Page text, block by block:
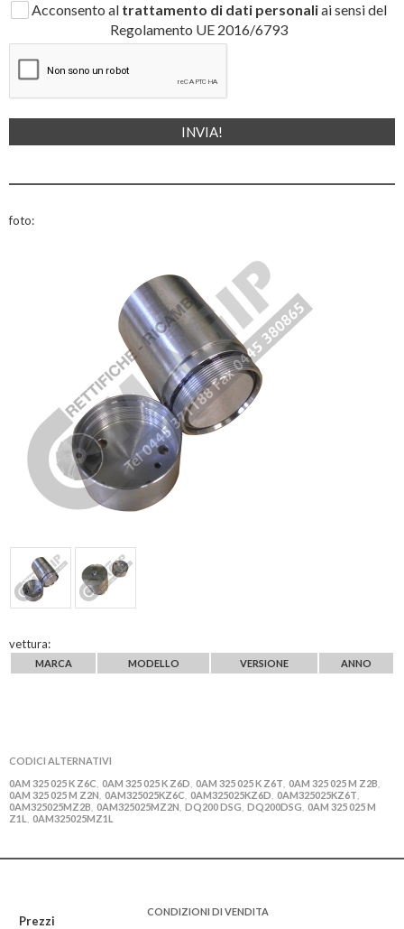
Acconsento al trattamento di dati personaliai sensi del
Regolamento UE 2016/6793
foto:
vettura:
MARCA MODELLO VERSIONE ANNO
CODICI ALTERNATIVI
0AM 325 025 K Z6C 0AM 325 025 K Z6D 0AM 325 025 K Z6T 0AM 325 025 M Z2B
0AM 325 025 M Z2N 0AM325025KZ6C 0AM325025KZ6D 0AM325025KZ6T
0AM325025MZ2B 0AM325025MZ2N DQ200 DSG DQ200DSG 0AM 325 025 M
Z1L 0AM325025MZ1L
Prezzi
CONDIZIONI DI VENDITA